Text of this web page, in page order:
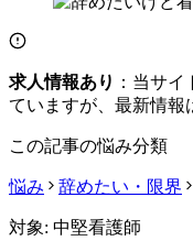
求人情報あり ：当サ
ていますが、最新情報
この記事の悩み分類
悩み 辞めたい・限界
対象: 中堅看護師